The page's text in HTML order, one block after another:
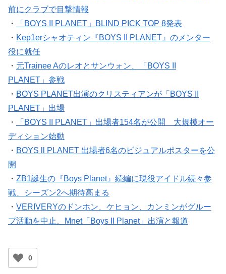
前にクラブで目撃情報
・
「BOYS II PLANET」BLIND PICK TOP 8発表
・ Kep1erシャオティン『BOYS II PLANET』のメンター
役に就任
・ 元Trainee Aのレオとサンウォン、「BOYS II
PLANET」参戦
・ BOYS PLANET出演のクリスティアンが「BOYS II
PLANET」出場
・
「BOYS II PLANET」出場者154名が公開 大規模オー
ディション始動
・ BOYS ll PLANET 出場者6名のビジュアルポスターを公
開
・ ZB1誕生の『Boys Planet』続編に現役アイドル続々参
戦、シーズン2へ期待高まる
・ VERIVERYのドンホン、ケヒョン、カンミンがグルー
プ活動を中止、Mnet「Boys II Planet」出演と報道
0